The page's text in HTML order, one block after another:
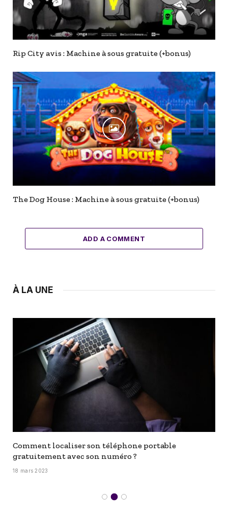
Rip City avis : Machine à sous gratuite (+bonus)
The Dog House : Machine à sous gratuite (+bonus)
ADD A COMMENT
À LA UNE
Comment localiser son téléphone portable
gratuitement avec son numéro ?
18 mars 2023